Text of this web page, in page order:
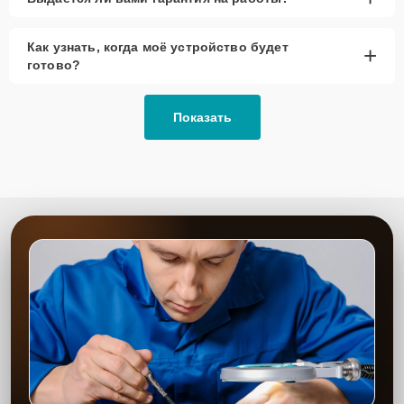
рассмотреть вариант с использованием
качественного аналога брендовой детали.
высококачественные запчасти, будь это 100% оригинал, или
надежные аналоги проверенных и зарекомендовавших себя
Позвонить по телефону горячей линии или
запросить обратный звонок через Форму заявки
для быстрого уточнения деталей.
Привезти устройство в ближайший центр или
передать аппарат курьеру службы доставки,
дождаться результатов диагностики и принять
решение.
Дождаться оповещения о готовности и забрать
Как узнать, когда моё устройство будет
готово?
+
Показать